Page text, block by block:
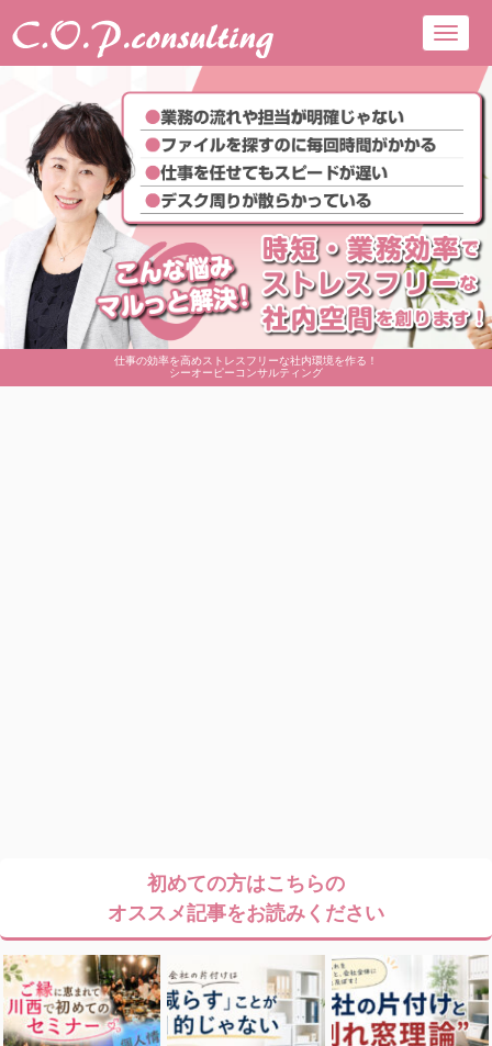
仕事の効率を高めストレスフリーな社内環境を作る！
シーオーピーコンサルティング
初めての方はこちらの
オススメ記事をお読みください